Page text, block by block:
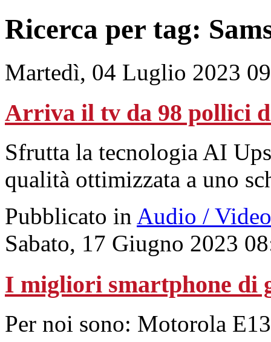
Ricerca per tag:
Martedì, 04 Luglio 2023
Arriva il tv da 98 pollici
Sfrutta la tecnologia AI
qualità ottimizzata a uno
Pubblicato in Audio / Video
Sabato, 17 Giugno 2023
I migliori smartphone di
Per noi sono: Motorola